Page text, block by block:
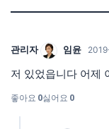
관리자 임윤
저 있었읍니다 어제
좋아요 0싫어요 0